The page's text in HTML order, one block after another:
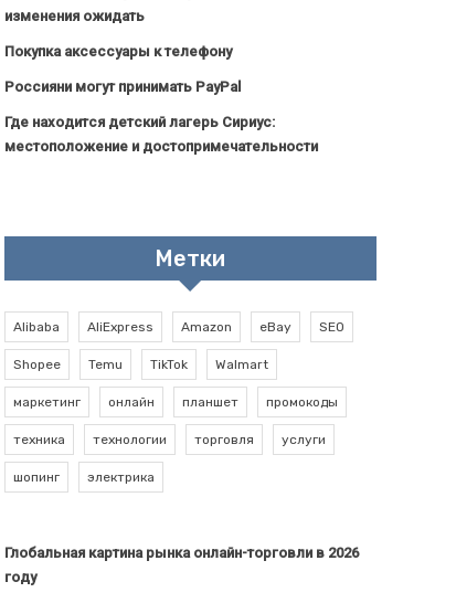
изменения ожидать
Покупка аксессуары к телефону
Россияни могут принимать PayPal
Где находится детский лагерь Сириус:
местоположение и достопримечательности
Метки
Alibaba AliExpress Amazon eBay SEO
Shopee Temu TikTok Walmart
маркетинг онлайн планшет промокоды
техника технологии торговля услуги
шопинг электрика
Глобальная картина рынка онлайн-торговли в 2026
году